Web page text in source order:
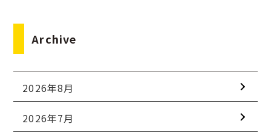
Archive
2026年8月
2026年7月